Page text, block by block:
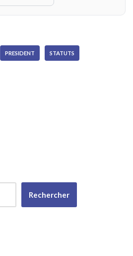
PRESIDENT STATUTS
Rechercher